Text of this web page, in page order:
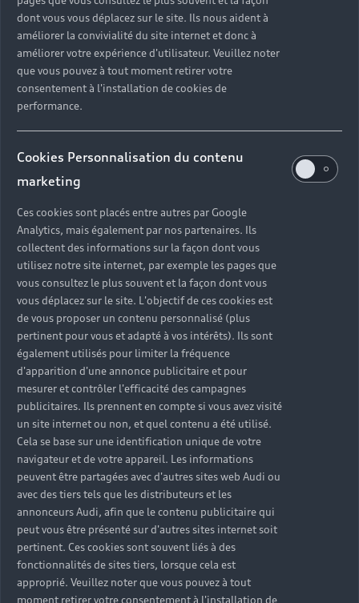
››
›
›
›
›
Back to top
Modèles
Tous les modèles
Électromobilité
Services
Garantie
Campagne de rappel Airbag Takata
TCO : La valeur d'une voiture ne se résume pas à son
prix
Audi Expérience
Driven by Technology
Driven by Golf
Driven by Art
Audi Sport
Audi quattro
Tutoriels technologiques
Contact
Nous Contacter
Réseau Audi
Contact: 05 20 00 62 00
E-mail : relationclient@audi.ma
© 2023 AUDI AG. All Rights Reserved.
Mentions légales
Politique de confidentialité
Politique des cookies
Paramètres des cookies
dont vous vous déplacez sur le site. Ils nous aident à
améliorer la convivialité du site internet et donc à
améliorer votre expérience d'utilisateur. Veuillez noter
que vous pouvez à tout moment retirer votre
consentement à l'installation de cookies de
performance.
Cookies Personnalisation du contenu
marketing
Ces cookies sont placés entre autres par Google
Analytics, mais également par nos partenaires. Ils
collectent des informations sur la façon dont vous
utilisez notre site internet, par exemple les pages que
vous consultez le plus souvent et la façon dont vous
vous déplacez sur le site. L'objectif de ces cookies est
de vous proposer un contenu personnalisé (plus
pertinent pour vous et adapté à vos intérêts). Ils sont
également utilisés pour limiter la fréquence
d'apparition d'une annonce publicitaire et pour
mesurer et contrôler l'efficacité des campagnes
publicitaires. Ils prennent en compte si vous avez visité
un site internet ou non, et quel contenu a été utilisé.
Cela se base sur une identification unique de votre
navigateur et de votre appareil. Les informations
peuvent être partagées avec d'autres sites web Audi ou
avec des tiers tels que les distributeurs et les
annonceurs Audi, afin que le contenu publicitaire qui
peut vous être présenté sur d'autres sites internet soit
pertinent. Ces cookies sont souvent liés à des
fonctionnalités de sites tiers, lorsque cela est
approprié. Veuillez noter que vous pouvez à tout
moment retirer votre consentement à l'installation de